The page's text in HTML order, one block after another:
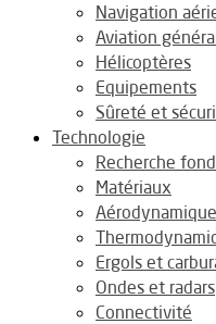
Navigation
Aviation
Hélicoptères
Equipements
Sûreté et
Technologie
Recherche
Matériaux
Aérodynamique
Ergols et
Ondes et radars
Connectivité